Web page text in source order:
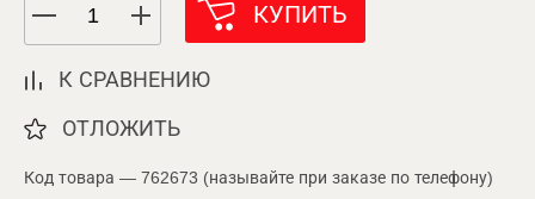
КУПИТЬ
К СРАВНЕНИЮ
ОТЛОЖИТЬ
Код товара — 762673 (называйте при заказе по телефону)